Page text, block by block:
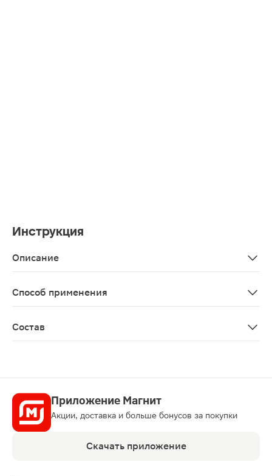
Инструкция
Описание
Способ применения
Состав
Приложение Магнит
Акции, доставка и больше бонусов за покупки
Скачать приложение